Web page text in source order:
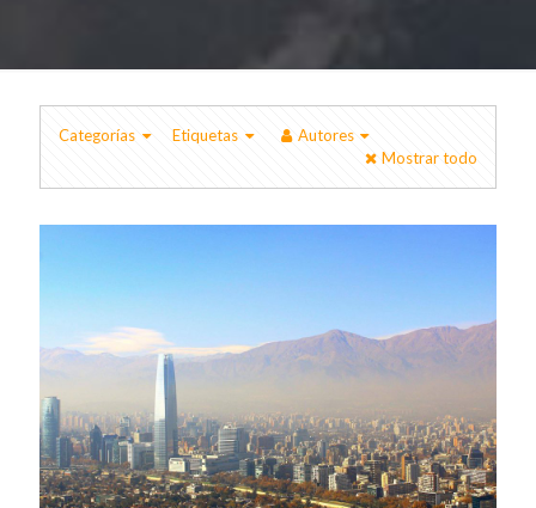
Categorías Etiquetas
Autores
Mostrar todo